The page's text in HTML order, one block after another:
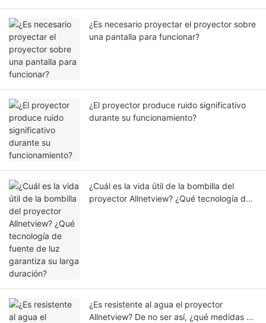
¿Es necesario proyectar el proyector sobre
una pantalla para funcionar?
¿El proyector produce ruido significativo
durante su funcionamiento?
¿Cuál es la vida útil de la bombilla del
proyector Allnetview? ¿Qué tecnología de
¿Es resistente al agua el proyector
Allnetview? De no ser así, ¿qué medidas de